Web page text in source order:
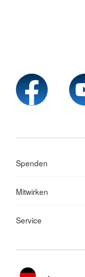
Spenden
Mitwirken
Service
Sprache wechseln zu